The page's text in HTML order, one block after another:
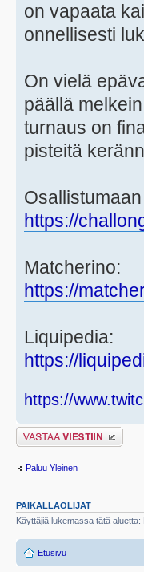
on vapaata
onnellisesti
On vielä
päällä
turnaus on
pisteitä
https://
Matcherino:
https://
Liquipedia:
https://
https://
Lähetä vastaus
Paluu Yleinen
PAIKALLAOLIJAT
Käyttäjiä lukemassa tätä
Etusivu